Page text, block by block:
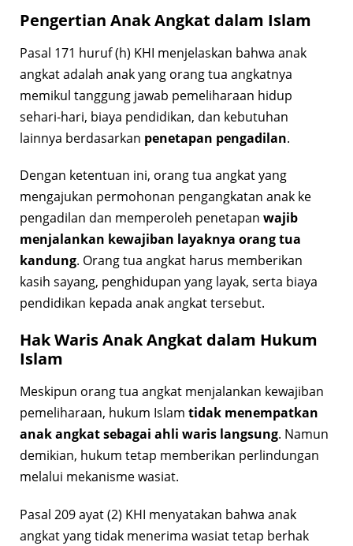
Pengertian Anak Angkat dalam Islam
Pasal 171 huruf (h) KHI menjelaskan bahwa anak
angkat adalah anak yang orang tua angkatnya
memikul tanggung jawab pemeliharaan hidup
sehari-hari, biaya pendidikan, dan kebutuhan
lainnya berdasarkan penetapan pengadilan.
Dengan ketentuan ini, orang tua angkat yang
mengajukan permohonan pengangkatan anak ke
pengadilan dan memperoleh penetapan wajib
menjalankan kewajiban layaknya orang tua
kandung. Orang tua angkat harus memberikan
kasih sayang, penghidupan yang layak, serta biaya
pendidikan kepada anak angkat tersebut.
Hak Waris Anak Angkat dalam Hukum
Islam
Meskipun orang tua angkat menjalankan kewajiban
pemeliharaan, hukum Islam tidak menempatkan
anak angkat sebagai ahli waris langsung. Namun
demikian, hukum tetap memberikan perlindungan
melalui mekanisme wasiat.
Pasal 209 ayat (2) KHI menyatakan bahwa anak
angkat yang tidak menerima wasiat tetap berhak